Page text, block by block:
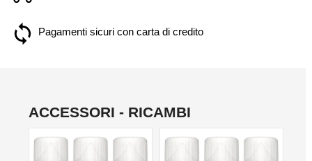
Pagamenti sicuri con carta di credito
ACCESSORI - RICAMBI